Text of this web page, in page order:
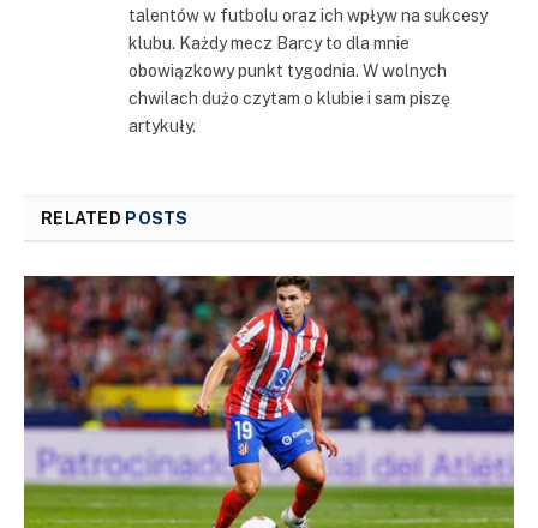
talentów w futbolu oraz ich wpływ na sukcesy
klubu. Każdy mecz Barcy to dla mnie
obowiązkowy punkt tygodnia. W wolnych
chwilach dużo czytam o klubie i sam piszę
artykuły.
RELATED POSTS